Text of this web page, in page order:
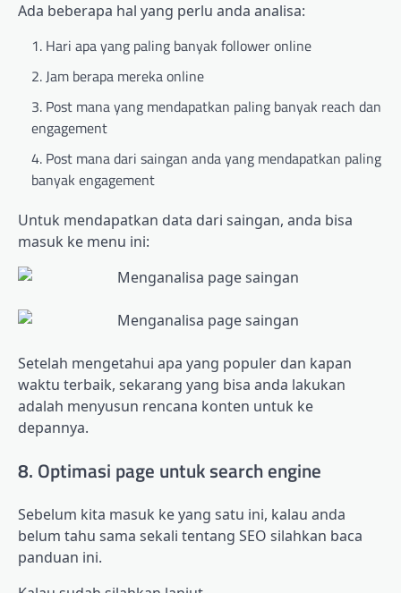
Ada beberapa hal yang perlu anda analisa:
Hari apa yang paling banyak follower online
Jam berapa mereka online
Post mana yang mendapatkan paling banyak reach dan
engagement
Post mana dari saingan anda yang mendapatkan paling
banyak engagement
Untuk mendapatkan data dari saingan, anda bisa
masuk ke menu ini:
Setelah mengetahui apa yang populer dan kapan
waktu terbaik, sekarang yang bisa anda lakukan
adalah menyusun rencana konten untuk ke
depannya.
8. Optimasi page untuk search engine
Sebelum kita masuk ke yang satu ini, kalau anda
belum tahu sama sekali tentang SEO silahkan baca
panduan ini.